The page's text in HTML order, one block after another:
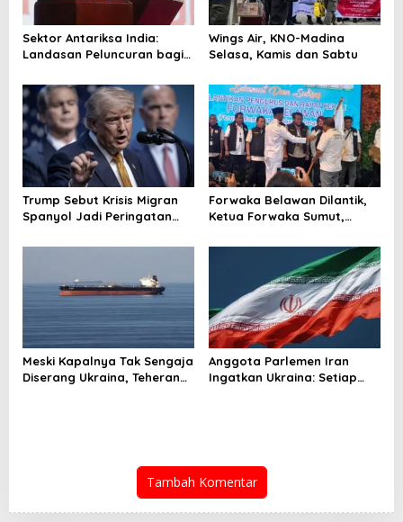
o
s
Sektor Antariksa India:
Landasan Peluncuran bagi
Wings Air, KNO-Madina
Selasa, Kamis dan Sabtu
Trump Sebut Krisis Migran
Spanyol Jadi Peringatan
Forwaka Belawan Dilantik,
Ketua Forwaka Sumut,
Profesionalisme Wartawan
di Wilayah Hukum Kejari
Meski Kapalnya Tak Sengaja
Diserang Ukraina, Teheran
Anggota Parlemen Iran
Ingatkan Ukraina: Setiap
Tambah Komentar